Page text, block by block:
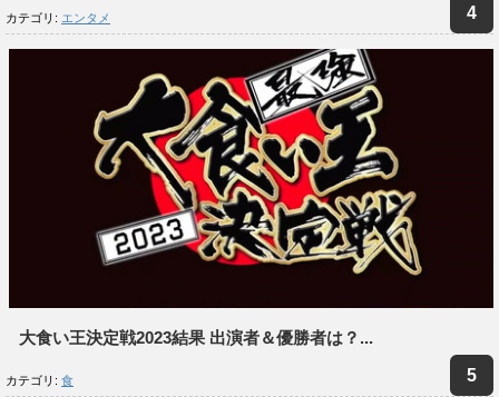
カテゴリ: エンタメ
大食い王決定戦2023結果 出演者＆優勝者は？...
カテゴリ: 食